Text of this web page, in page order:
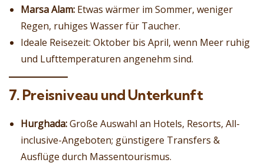
Marsa Alam: Etwas wärmer im Sommer, weniger
Regen, ruhiges Wasser für Taucher.
Ideale Reisezeit: Oktober bis April, wenn Meer ruhig
und Lufttemperaturen angenehm sind.
7. Preisniveau und Unterkunft
Hurghada:Große Auswahl an Hotels, Resorts, All-
inclusive-Angeboten; günstigere Transfers &
Ausflüge durch Massentourismus.